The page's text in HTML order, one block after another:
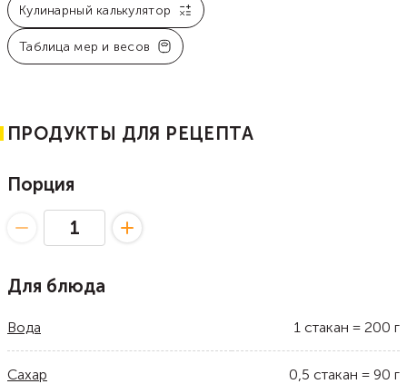
Кулинарный калькулятор
Таблица мер и весов
ПРОДУКТЫ ДЛЯ РЕЦЕПТА
Порция
Для блюда
Вода 1 стакан = 200 г
Сахар 0,5 стакан = 90 г